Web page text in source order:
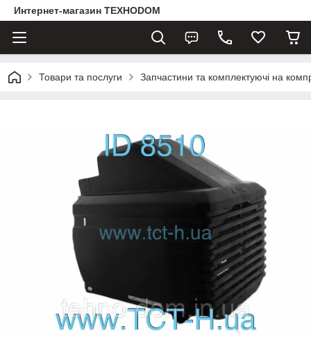
Интернет-магазин ТЕХНОDOM
Товари та послуги Запчастини та комплектуючі на